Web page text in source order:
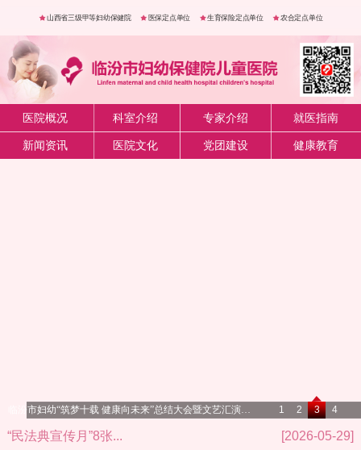
山西省三级甲等妇幼保健院 医保定点单位 生育保险定点单位 农合定点单位
医院概况 科室介绍 专家介绍 就医指南
新闻资讯 医院文化 党团建设 健康教育
1 2 3 4
“民法典宣传月”8张... [2026-05-29]